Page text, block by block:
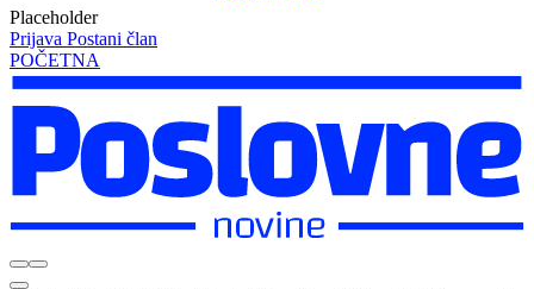
Placeholder
Prijava Postani član
POČETNA